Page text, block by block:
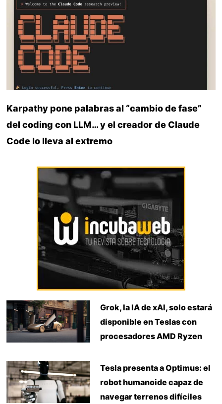
Karpathy pone palabras al “cambio de fase”
del coding con LLM… y el creador de Claude
Code lo lleva al extremo
Grok, la IA de xAI, solo estará
disponible en Teslas con
procesadores AMD Ryzen
Tesla presenta a Optimus: el
robot humanoide capaz de
navegar terrenos difíciles